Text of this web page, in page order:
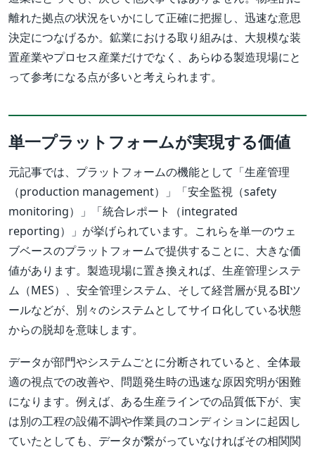
離れた拠点の状況をいかにして正確に把握し、迅速な意思
決定につなげるか。鉱業における取り組みは、大規模な装
置産業やプロセス産業だけでなく、あらゆる製造現場にと
って参考になる点が多いと考えられます。
単一プラットフォームが実現する価値
元記事では、プラットフォームの機能として「生産管理
（production management）」「安全監視（safety
monitoring）」「統合レポート（integrated
reporting）」が挙げられています。これらを単一のウェ
ブベースのプラットフォームで提供することに、大きな価
値があります。製造現場に置き換えれば、生産管理システ
ム（MES）、安全管理システム、そして経営層が見るBIツ
ールなどが、別々のシステムとしてサイロ化している状態
からの脱却を意味します。
データが部門やシステムごとに分断されていると、全体最
適の視点での改善や、問題発生時の迅速な原因究明が困難
になります。例えば、ある生産ラインでの品質低下が、実
は別の工程の設備不調や作業員のコンディションに起因し
ていたとしても、データが繋がっていなければその相関関